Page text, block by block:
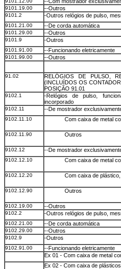
9101.19.00 --Outros
9101.2 -Outros relógios de pulso,
9101.21.00 --De corda automática
9101.29.00 --Outros
9101.9 -Outros
9101.91.00 --Funcionando eletricamente
9101.99.00 --Outros
91.02
RELÓGIOS DE PULSO,
(INCLUÍDOS OS
POSIÇÃO 91.01
9102.1
-Relógios de pulso,
incorporado
9102.11 --De mostrador
9102.11.10 Com caixa de metal
9102.11.90 Outros
9102.12 --De mostrador
9102.12.10 Com caixa de metal
9102.12.20 Com caixa de
9102.12.90 Outros
9102.19.00 --Outros
9102.2 -Outros relógios de pulso,
9102.21.00 --De corda automática
9102.29.00 --Outros
9102.9 -Outros
9102.91.00
--Funcionando eletricamente
Ex 01 - Com caixa de metal
Ex 02 - Com caixa de